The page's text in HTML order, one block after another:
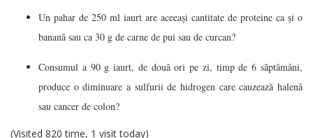
Un pahar de 250 ml iaurt are aceeași cantitate de proteine ca și o
banană sau ca 30 g de carne de pui sau de curcan?
Consumul a 90 g iaurt, de două ori pe zi, timp de 6 săptămâni,
produce o diminuare a sulfurii de hidrogen care cauzează halenă
sau cancer de colon?
(Visited 820 time, 1 visit today)